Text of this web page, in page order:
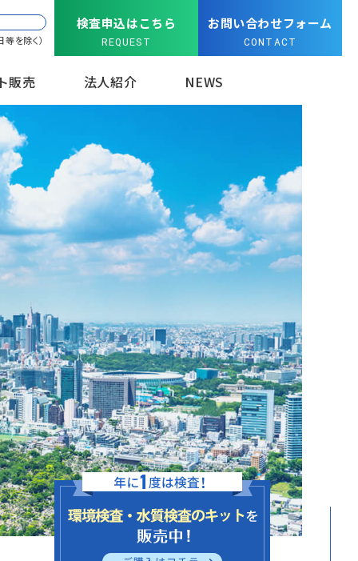
を除く）
検査申込はこちら
REQUEST
お問い合わせフォーム
CONTACT
販売 法人紹介 NEWS